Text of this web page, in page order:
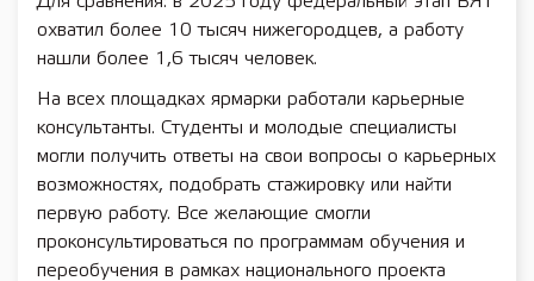
охватил более 10 тысяч нижегородцев, а работу
нашли более 1,6 тысяч человек.
На всех площадках ярмарки работали карьерные
консультанты. Студенты и молодые специалисты
могли получить ответы на свои вопросы о карьерных
возможностях, подобрать стажировку или найти
первую работу. Все желающие смогли
проконсультироваться по программам обучения и
переобучения в рамках национального проекта